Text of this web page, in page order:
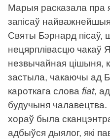
Марыя расказала пра
запісаў найважнейшыя
Святы Бэрнард пісаў,
нецярплівасцю чакаў
незвычайная цішыня,
застыла, чакаючы ад
кароткага слова fiat,
будучыня чалавецтва.
хораў была
адбыўся дыялог, які